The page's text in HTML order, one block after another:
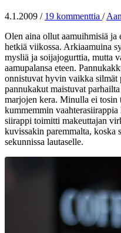
4.1.2009 / 19 kommenttia /
Olen aina ollut aamuihmisiä ja
hetkiä viikossa. Arkiaamuina
mysliä ja soijajogurttia, mutta
aamupalansa eteen.
onnistuvat hyvin vaikka silmät
pannukakut maistuvat
marjojen kera. Minulla ei tosin
kummemmin
siirappi toimitti makeuttajan
kuvissakin paremmalta, koska
sekunnissa lautaselle.